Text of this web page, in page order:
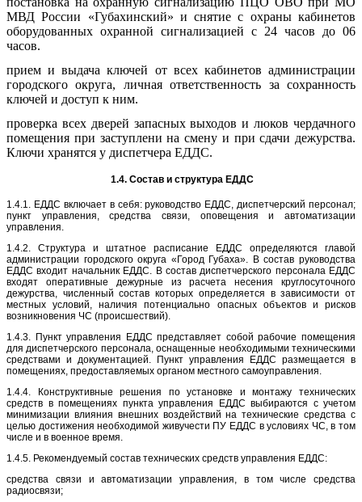
МВД России «Губахинский» и снятие с охраны кабинетов
оборудованных охранной сигнализацией с 24 часов до 06
часов.
прием и выдача ключей от всех кабинетов администрации
городского округа, личная ответственность за сохранность
ключей и доступ к ним.
проверка всех дверей запасных выходов и люков чердачного
помещения при заступлени на смену и при сдачи дежурства.
Ключи хранятся у диспетчера ЕДДС.
1.4. Состав и структура ЕДДС
1.4.1. ЕДДС включает в себя: руководство ЕДДС, диспетчерский персонал;
пункт управления, средства связи, оповещения и автоматизации
управления.
1.4.2. Структура и штатное расписание ЕДДС определяются главой
администрации городского округа «Город Губаха». В состав руководства
ЕДДС входит начальник ЕДДС. В состав диспетчерского персонала ЕДДС
входят оперативные дежурные из расчета несения круглосуточного
дежурства, численный состав которых определяется в зависимости от
местных условий, наличия потенциально опасных объектов и рисков
возникновения ЧС (происшествий).
1.4.3. Пункт управления ЕДДС представляет собой рабочие помещения
для диспетчерского персонала, оснащенные необходимыми техническими
средствами и документацией. Пункт управления ЕДДС размещается в
помещениях, предоставляемых органом местного самоуправления.
1.4.4. Конструктивные решения по установке и монтажу технических
средств в помещениях пункта управления ЕДДС выбираются с учетом
минимизации влияния внешних воздействий на технические средства с
целью достижения необходимой живучести ПУ ЕДДС в условиях ЧС, в том
числе и в военное время.
1.4.5. Рекомендуемый состав технических средств управления ЕДДС:
средства связи и автоматизации управления, в том числе средства
радиосвязи;